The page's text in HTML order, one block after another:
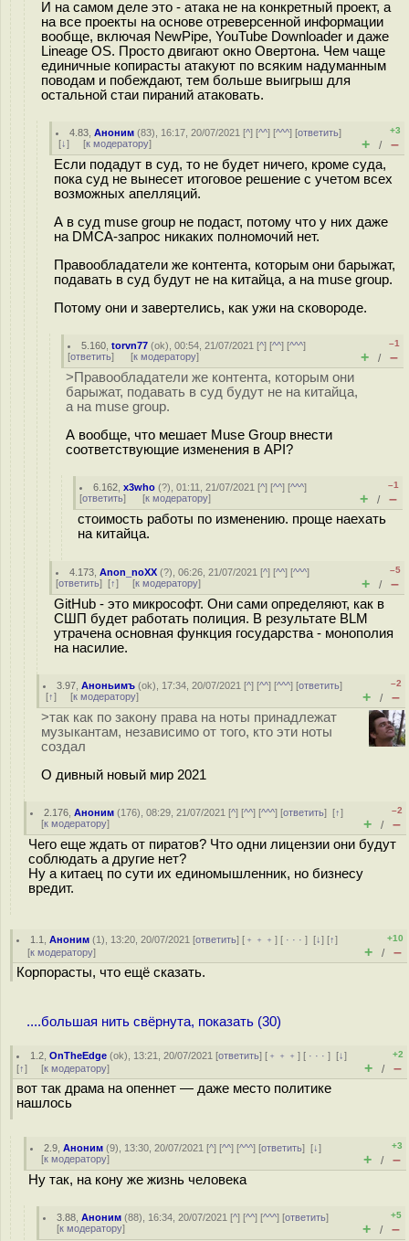
И на самом деле это - атака не на конкретный проект, а
на все проекты на основе отреверсенной информации
вообще, включая NewPipe, YouTube Downloader и даже
Lineage OS. Просто двигают окно Овертона. Чем чаще
единичные копирасты атакуют по всяким надуманным
поводам и побеждают, тем больше выигрыш для
остальной стаи пираний атаковать.
4.83 ,Аноним (83), 16:17, 20/07/2021 [^] [^^] [^^^] [ответить]
[↓] [к модератору]
+3
+ / –
Если подадут в суд, то не будет ничего, кроме суда,
пока суд не вынесет итоговое решение с учетом всех
возможных апелляций.
А в суд muse group не подаст, потому что у них даже
на DMCA-запрос никаких полномочий нет.
Правообладатели же контента, которым они барыжат,
подавать в суд будут не на китайца, а на muse group.
Потому они и завертелись, как ужи на сковороде.
5.160 ,torvn77 (ok), 00:54, 21/07/2021 [^] [^^] [^^^]
[ответить] [к модератору]
–1
+ / –
>Правообладатели же контента, которым они
барыжат, подавать в суд будут не на китайца,
а на muse group.
А вообще, что мешает Muse Group внести
соответствующие изменения в API?
6.162 ,x3who (?), 01:11, 21/07/2021 [^] [^^] [^^^]
[ответить] [к модератору]
–1
+ / –
стоимость работы по изменению. проще наехать
на китайца.
4.173 ,Anon_noXX (?), 06:26, 21/07/2021 [^] [^^] [^^^]
[ответить] [↑] [к модератору]
–5
+ / –
GitHub - это микрософт. Они сами определяют, как в
СШП будет работать полиция. В результате BLM
утрачена основная функция государства - монополия
на насилие.
3.97 ,Аноньимъ (ok), 17:34, 20/07/2021 [^] [^^] [^^^] [ответить]
[↑] [к модератору]
–2
+ / –
>так как по закону права на ноты принадлежат
музыкантам, независимо от того, кто эти ноты
создал
О дивный новый мир 2021
2.176 ,Аноним (176), 08:29, 21/07/2021 [^] [^^] [^^^] [ответить][↑]
[к модератору]
–2
+ / –
Чего еще ждать от пиратов? Что одни лицензии они будут
соблюдать а другие нет?
Ну а китаец по сути их единомышленник, но бизнесу
вредит.
1.1 ,Аноним (1), 13:20, 20/07/2021 [ответить] [ ﹢﹢﹢] [ · · ·][↓] [↑]
[к модератору]
+10
+ / –
Корпорасты, что ещё сказать.
....большая нить свёрнута, показать (30)
1.2 ,OnTheEdge (ok), 13:21, 20/07/2021 [ответить] [ ﹢﹢﹢] [ · · ·][↓]
[↑] [к модератору]
+2
+ / –
вот так драма на опеннет — даже место политике
нашлось
2.9 ,Аноним (9), 13:30, 20/07/2021 [^] [^^] [^^^] [ответить][↓]
[к модератору]
+3
+ / –
Ну так, на кону же жизнь человека
3.88 ,Аноним (88), 16:34, 20/07/2021 [^] [^^] [^^^] [ответить]
[к модератору]
+5
+ / –